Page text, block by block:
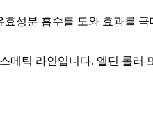
성분 흡수를 도와 효과를
틱 라인입니다. 엘딘 롤러